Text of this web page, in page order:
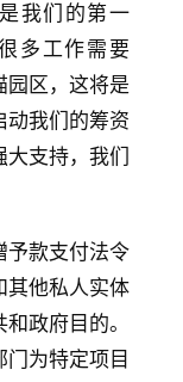
我们的第一
多工作需要
园区，这将是
动我们的筹资
支持，我们
予款支付法令
其他私人实体
政府目的。
为特定项目